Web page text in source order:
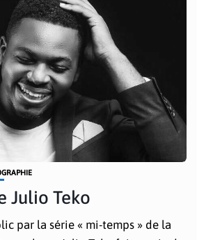
Julio Teko
par la série « mi-temps » de la